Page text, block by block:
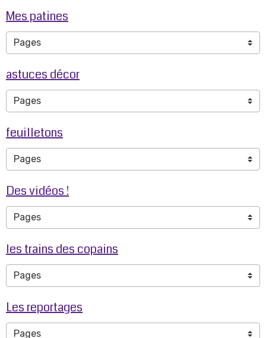
Mes patines
astuces décor
feuilletons
Des vidéos !
les trains des copains
Les reportages